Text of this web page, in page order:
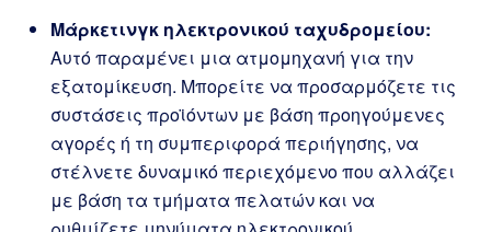
Μάρκετινγκ ηλεκτρονικού ταχυδρομείου:
Αυτό παραμένει μια ατμομηχανή για την
εξατομίκευση. Μπορείτε να προσαρμόζετε τις
συστάσεις προϊόντων με βάση προηγούμενες
αγορές ή τη συμπεριφορά περιήγησης, να
στέλνετε δυναμικό περιεχόμενο που αλλάζει
με βάση τα τμήματα πελατών και να